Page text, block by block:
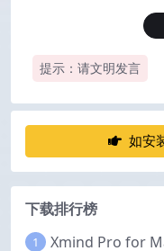
提示：请文明发言
如安
下载排行榜
1